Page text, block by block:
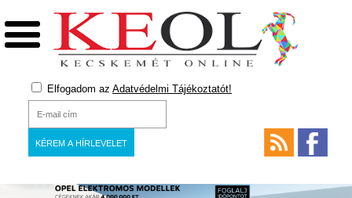
Elfogadom az Adatvédelmi Tájékoztatót!